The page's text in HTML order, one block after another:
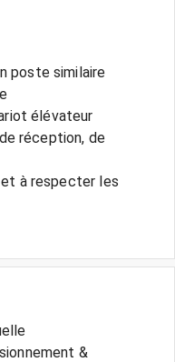
poste similaire
élévateur
réception, de
à respecter les
&